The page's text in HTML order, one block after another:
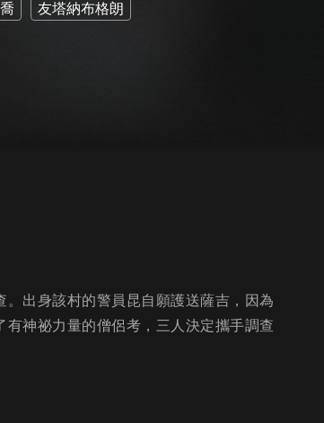
友塔納布格朗
出身該村的警員昆自願護送薩吉，因為
神祕力量的僧侶考，三人決定攜手調查